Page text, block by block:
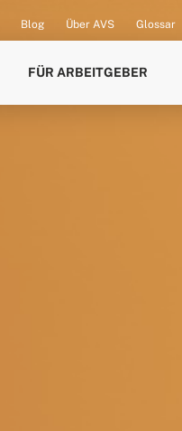
Blog Über AVS Glossar
FÜR ARBEITGEBER